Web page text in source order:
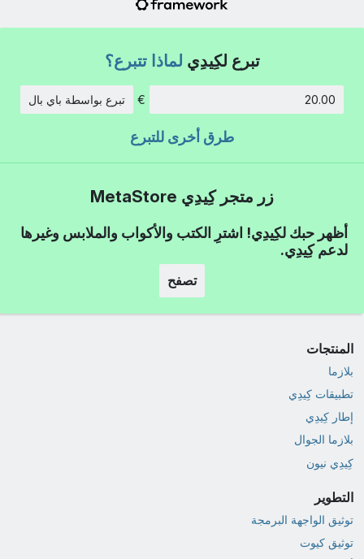
تبرع لكِيدِي لماذا تتبرع؟
€ تبرع بواسطة باي بال
طرق أخرى للتبرع
زر متجر كِيدِي MetaStore
أظهر حبك لكِيدِي! اشترِ الكتب والأكواب والملابس وغيرها
لدعم كِيدِي.
تصفح
المنتجات
بلازما
تطبيقات كِيدِي
إطار كِيدِي
بلازما الجوال
كِيدِي نيون
التطوير
توثيق الواجهة البرمجة
توثيق كيوت